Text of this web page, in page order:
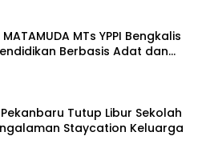
MTs YPPI Bengkalis
Berbasis Adat dan
Pekanbaru Tutup Libur Sekolah
Staycation Keluarga